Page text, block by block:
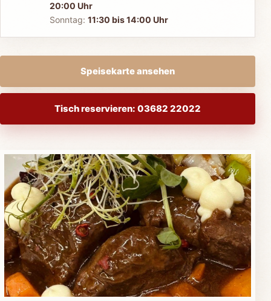
20:00 Uhr
Sonntag: 11:30 bis 14:00 Uhr
Speisekarte ansehen
Tisch reservieren: 03682 22022